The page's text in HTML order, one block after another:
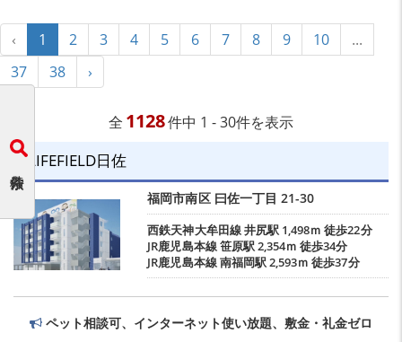
‹ 1 2 3 4 5 6 7 8 9 10
...
37
38 ›
全 1128件中 1 - 30件を表示
LIFEFIELD日佐
福岡市南区 曰佐一丁目 21-30
西鉄天神大牟田線井尻駅1,498ｍ 徒歩22分
JR鹿児島本線笹原駅2,354ｍ 徒歩34分
JR鹿児島本線南福岡駅2,593ｍ 徒歩37分
ペット相談可、インターネット使い放題、敷金・礼金ゼロ